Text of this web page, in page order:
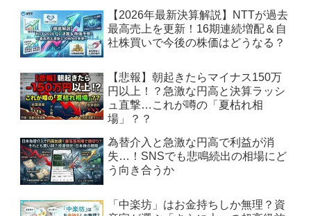
【2026年最新決算解説】NTTが過去
最高売上を更新！16期連続増配＆自
社株買いで今後の株価はどうなる？
【悲報】朝起きたらマイナス150万
円以上！？急激な円高と決算ラッシ
ュ直撃…これが噂の「夏枯れ相
場」？？
為替介入と急激な円高で利益が消
失…！SNSでも悲鳴続出の相場にど
う向き合うか
「中楽坊」はお金持ちしか無理？資